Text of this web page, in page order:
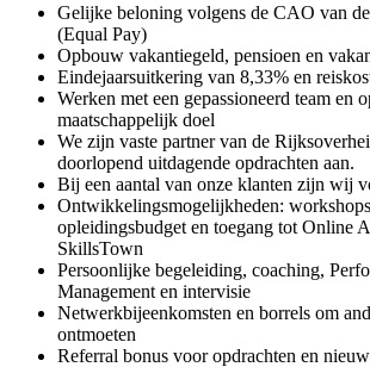
Gelijke beloning volgens de CAO van
(Equal Pay)
Opbouw vakantiegeld, pensioen en
Eindejaarsuitkering van 8,33% en
Werken met een gepassioneerd team en
maatschappelijk doel
We zijn vaste partner van de
doorlopend uitdagende opdrachten aan.
Bij een aantal van onze klanten zijn wij
Ontwikkelingsmogelijkheden:
opleidingsbudget en toegang tot Online
SkillsTown
Persoonlijke begeleiding, coaching,
Management en intervisie
Netwerkbijeenkomsten en borrels om
ontmoeten
Referral bonus voor opdrachten en